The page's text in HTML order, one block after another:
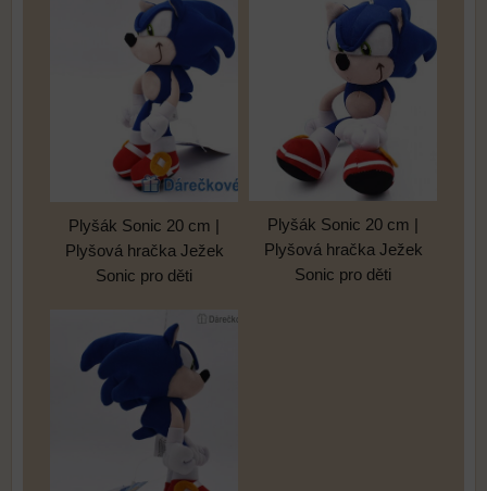
Plyšák Sonic 20 cm |
Plyšová hračka Ježek
Sonic pro děti
Plyšák Sonic 20 cm |
Plyšová hračka Ježek
Sonic pro děti